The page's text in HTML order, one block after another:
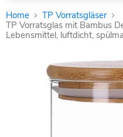
Home
TP Vorratsgläser
TP Vorratsglas mit Bambus
Lebensmittel, luftdicht,